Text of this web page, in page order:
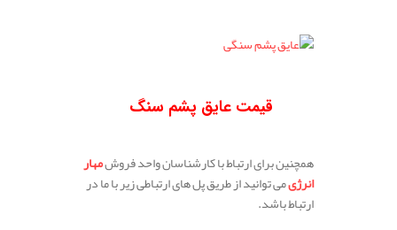
قیمت عایق پشم سنگ
همچنین برای ارتباط با کارشناسان واحد فروشمهار
انرژیمی توانید از طریق پل های ارتباطی زیر با ما در
ارتباط باشد.